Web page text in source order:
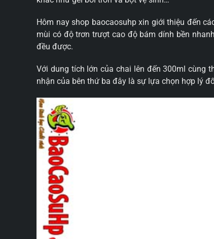
Hôm nay shop baocaosuhp xin giới thiệu đến
mùi có độ trơn trượt cao độ bám dính bền
đều được.
Với dung tích lớn của chai lên đến 300ml cùng
nhận của bên thứ ba đây là sự lựa chọn hợp lý